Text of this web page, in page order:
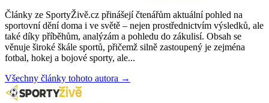
Články ze SportyŽivě.cz přinášejí čtenářům aktuální pohled na
sportovní dění doma i ve světě – nejen prostřednictvím výsledků, ale
také díky příběhům, analýzám a pohledu do zákulisí. Obsah se
věnuje široké škále sportů, přičemž silně zastoupený je zejména
fotbal, hokej a bojové sporty, ale...
Všechny články tohoto autora →